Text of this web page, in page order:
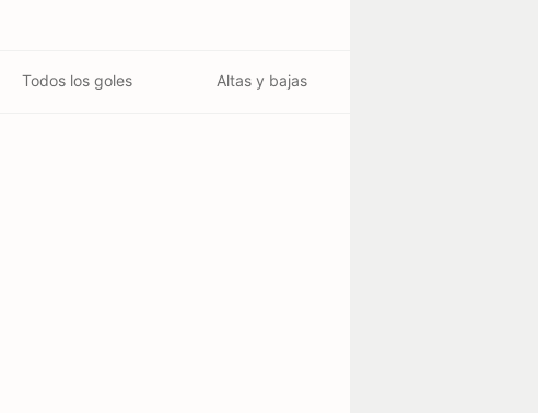
Todos los goles Altas y bajas